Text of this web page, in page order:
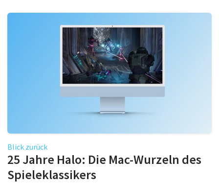
Blick zurück
25 Jahre Halo: Die Mac-Wurzeln des
Spieleklassikers